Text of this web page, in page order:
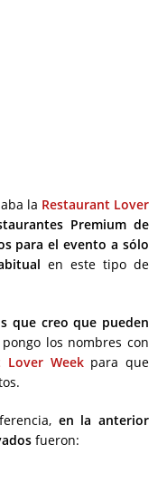
la Restaurant Lover
Premium de
para el evento a sólo
en este tipo de
que creo que pueden
los nombres con
Lover Week para que
en la anterior
fueron: